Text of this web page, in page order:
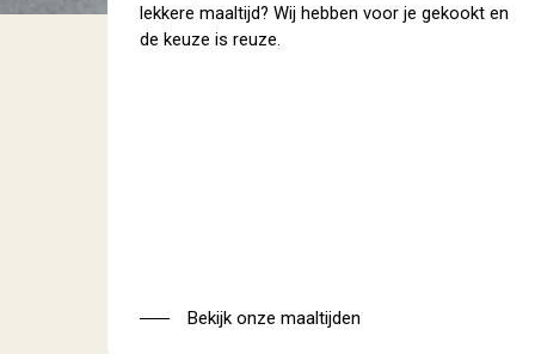
lekkere maaltijd? Wij hebben voor je gekookt en
de keuze is reuze.
Bekijk onze maaltijden